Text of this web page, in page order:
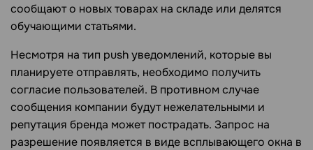
сообщают о новых товарах на складе или делятся
обучающими статьями.
Несмотря на тип push уведомлений, которые вы
планируете отправлять, необходимо получить
согласие пользователей. В противном случае
сообщения компании будут нежелательными и
репутация бренда может пострадать. Запрос на
разрешение появляется в виде всплывающего окна в